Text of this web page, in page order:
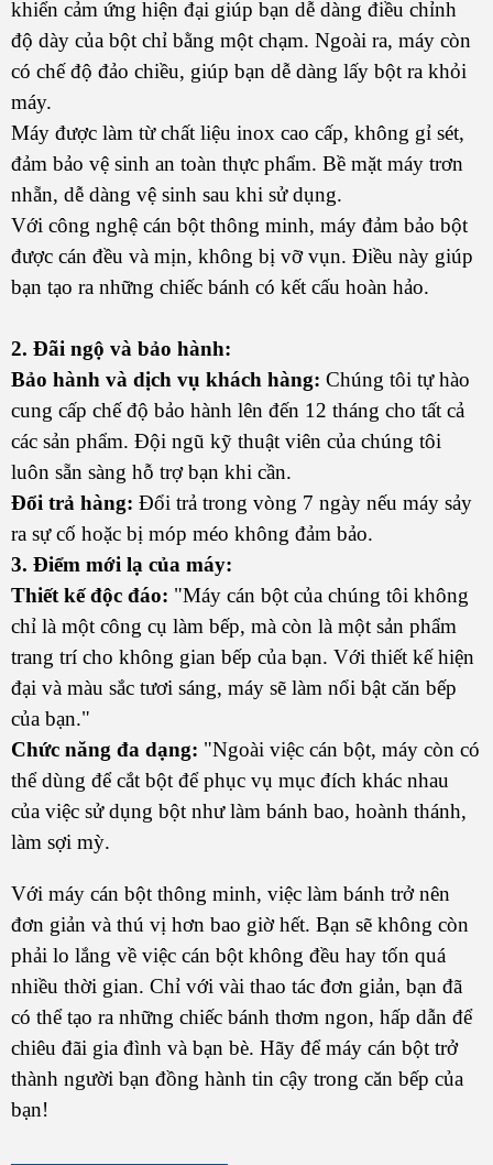
khiển cảm ứng hiện đại giúp bạn dễ dàng điều chỉnh
độ dày của bột chỉ bằng một chạm. Ngoài ra, máy còn
có chế độ đảo chiều, giúp bạn dễ dàng lấy bột ra khỏi
máy.
Máy được làm từ chất liệu inox cao cấp, không gỉ sét,
đảm bảo vệ sinh an toàn thực phẩm. Bề mặt máy trơn
nhẵn, dễ dàng vệ sinh sau khi sử dụng.
Với công nghệ cán bột thông minh, máy đảm bảo bột
được cán đều và mịn, không bị vỡ vụn. Điều này giúp
bạn tạo ra những chiếc bánh có kết cấu hoàn hảo.
2. Đãi ngộ và bảo hành:
Bảo hành và dịch vụ khách hàng: Chúng tôi tự hào
cung cấp chế độ bảo hành lên đến 12 tháng cho tất cả
các sản phẩm. Đội ngũ kỹ thuật viên của chúng tôi
luôn sẵn sàng hỗ trợ bạn khi cần.
Đổi trả hàng: Đổi trả trong vòng 7 ngày nếu máy sảy
ra sự cố hoặc bị móp méo không đảm bảo.
3. Điểm mới lạ của máy:
Thiết kế độc đáo: "Máy cán bột của chúng tôi không
chỉ là một công cụ làm bếp, mà còn là một sản phẩm
trang trí cho không gian bếp của bạn. Với thiết kế hiện
đại và màu sắc tươi sáng, máy sẽ làm nổi bật căn bếp
của bạn."
Chức năng đa dạng: "Ngoài việc cán bột, máy còn có
thể dùng để cắt bột để phục vụ mục đích khác nhau
của việc sử dụng bột như làm bánh bao, hoành thánh,
làm sợi mỳ.
Với máy cán bột thông minh, việc làm bánh trở nên
đơn giản và thú vị hơn bao giờ hết. Bạn sẽ không còn
phải lo lắng về việc cán bột không đều hay tốn quá
nhiều thời gian. Chỉ với vài thao tác đơn giản, bạn đã
có thể tạo ra những chiếc bánh thơm ngon, hấp dẫn để
chiêu đãi gia đình và bạn bè. Hãy để máy cán bột trở
thành người bạn đồng hành tin cậy trong căn bếp của
bạn!